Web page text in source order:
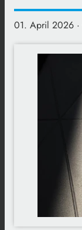
01. April 2026